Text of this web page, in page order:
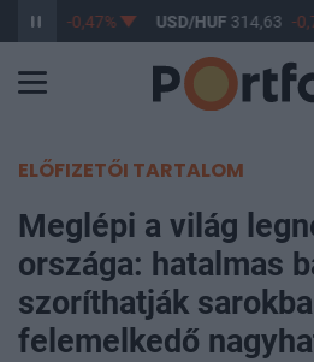
363,68 -0,47% USD/HUF 314,63 -
ELŐFIZETŐI TARTALOM
Meglépi a világ
országa: hatalmas
szoríthatják
felemelkedő